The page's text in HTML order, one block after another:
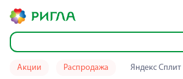
Акции Распродажа Яндекс Сплит